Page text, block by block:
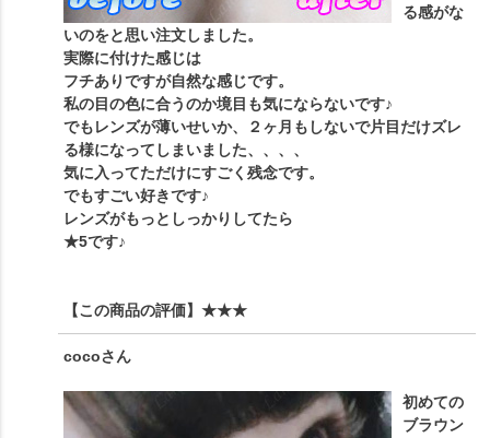
る感がな
いのをと思い注文しました。
実際に付けた感じは
フチありですが自然な感じです。
私の目の色に合うのか境目も気にならないです♪
でもレンズが薄いせいか、２ヶ月もしないで片目だけズレ
る様になってしまいました、、、、
気に入ってただけにすごく残念です。
でもすごい好きです♪
レンズがもっとしっかりしてたら
★5です♪
【この商品の評価】 ★★★
cocoさん
初めての
ブラウン